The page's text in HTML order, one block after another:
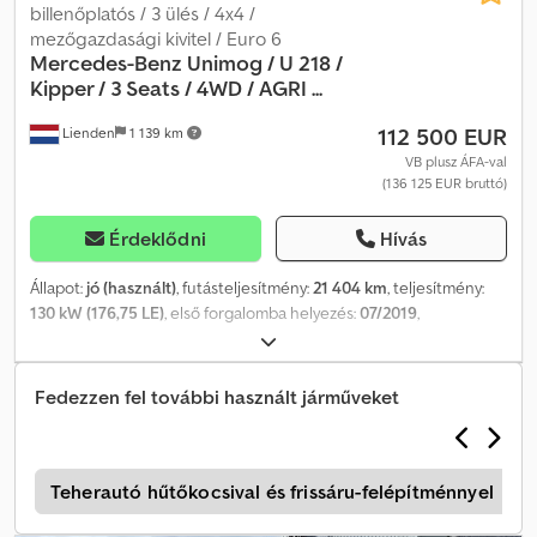
regisztrác Crjdpfoy T Uucex Airsf
Lienden 1 139 km
billenőplatós / 3 ülés / 4x4 /
mezőgazdasági kivitel / Euro 6
Mercedes-Benz Unimog / U 218 /
Kipper / 3 Seats / 4WD / AGRI ...
112 500 EUR
VB plusz ÁFA-val
(136 125 EUR bruttó)
Érdeklődni Hívás
Állapot: jó (használt), futásteljesítmény:21 404 km, teljesítmény:
130 kW (176,75 LE), első forgalomba helyezés:07/2019,
, tengelyelrendezés:
mm, üzemanyag:dízel, fékek:motorfék, szín:narancssárga,
vezetőfülke:
nappali fülke , hajtástípus: automata
, sebességek
, teljes hossz:
, Gyártási év: 2019
Felszereltség:ABS, AdBlue, EBS (Elektronikus fékrendszer), USB
port, differenciálzár, elektromos ablakemelő, elektronikus
stabilitásprogram (ESP), emelkedőn való elindulás segítő,
Fedezzen fel további használt járműveket
Teherautó hűtőkocsival és frissáru-felépítménnyel